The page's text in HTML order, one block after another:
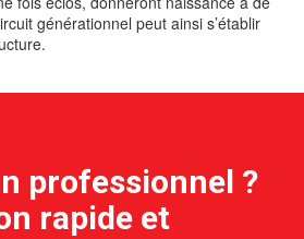
générationnel peut ainsi s’établir
professionnel ?
rapide et